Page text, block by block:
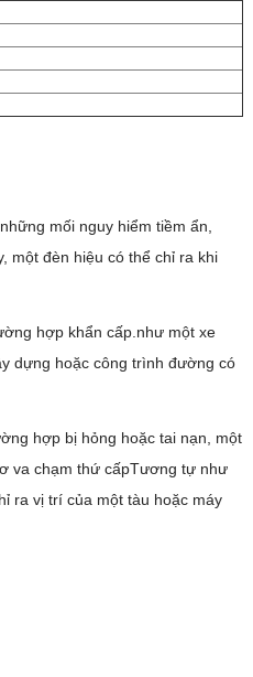
mối nguy hiểm tiềm ẩn,
một đèn hiệu có thể chỉ ra khi
hợp khẩn cấp.như một xe
dựng hoặc công trình đường có
hợp bị hỏng hoặc tai nạn, một
va chạm thứ cấpTương tự như
ra vị trí của một tàu hoặc máy